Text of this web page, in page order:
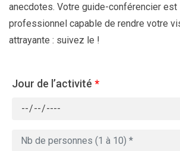
anecdotes. Votre guide-conférencier est
professionnel capable de rendre votre
attrayante : suivez le !
Jour de l’activité *